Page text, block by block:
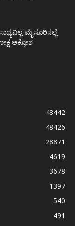
ಮೈಸೂರಿನಲ್ಲೆ
ಆಕ್ರೋಶ
48442
48426
28871
4619
3678
1397
540
491